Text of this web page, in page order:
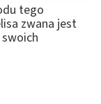
tego
zwana jest